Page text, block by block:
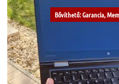
Bővíthető: Garancia,